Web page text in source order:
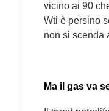
vicino ai 90
Wti è persino
non si scenda
Ma il gas va